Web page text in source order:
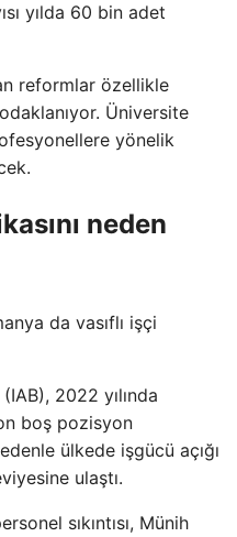
yılda 60 bin adet
reformlar özellikle
Üniversite
yönelik
neden
da vasıflı işçi
2022 yılında
boş pozisyon
ülkede işgücü açığı
ulaştı.
sıkıntısı, Münih